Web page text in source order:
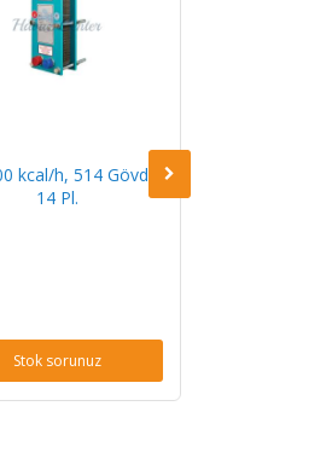
kcal/h, 514 Gövde,
14 Pl.
Stok sorunuz